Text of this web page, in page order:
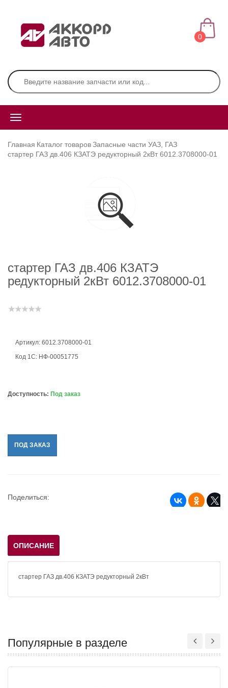
0
Главная Каталог товаровЗапасные части УАЗ, ГАЗ
стартер ГАЗ дв.406 КЗАТЭ редукторный 2кВт 6012.3708000-01
стартер ГАЗ дв.406 КЗАТЭ
редукторный 2кВт 6012.3708000-01
Артикул: 6012.3708000-01
Код 1С: НФ-00051775
Доступность: Под заказ
ПОД ЗАКАЗ
Поделиться:
ОПИСАНИЕ
стартер ГАЗ дв.406 КЗАТЭ редукторный 2кВт
Популярные в разделе